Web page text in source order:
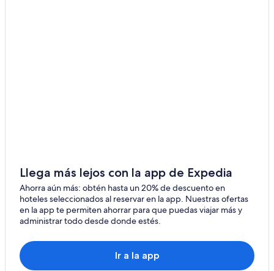
Llega más lejos con la app de Expedia
Ahorra aún más: obtén hasta un 20% de descuento en
hoteles seleccionados al reservar en la app. Nuestras ofertas
en la app te permiten ahorrar para que puedas viajar más y
administrar todo desde donde estés.
Ir a la app